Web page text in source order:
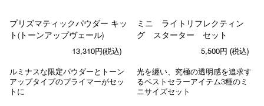
プリズマティックパウダー キッ
ト(トーンアップヴェール)
13,310円(税込)
ルミナスな限定パウダーとトーン
アップタイプのプライマーがセッ
トに
ミニ ライトリフレクティン
グ スターター セット
5,500円 (税込)
光を纏い、究極の透明感を追求す
るベストセラーアイテム3種のミ
ニサイズセット